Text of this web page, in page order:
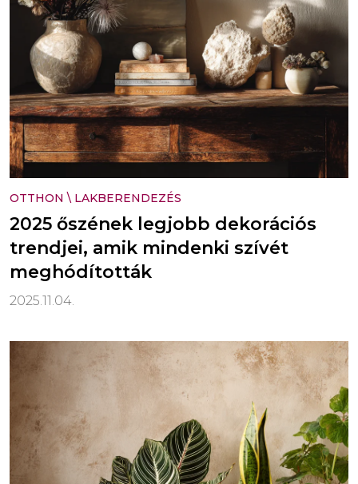
OTTHON \ LAKBERENDEZÉS
2025 őszének legjobb dekorációs
trendjei, amik mindenki szívét
meghódították
2025.11.04.